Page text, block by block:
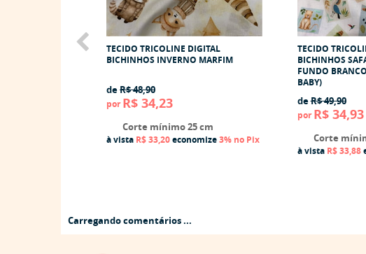
TECIDO TRICOLINE DIGITAL
BICHINHOS INVERNO MARFIM
deR$ 48,90
por R$ 34,23
Corte mínimo 25 cm
à vista R$ 33,20economize3% no Pix
TECIDO
BICHINHOS
FUNDO
BABY)
deR$ 49,90
por R$ 34,93
Corte
à vista R$ 33,88
Carregando comentários ...